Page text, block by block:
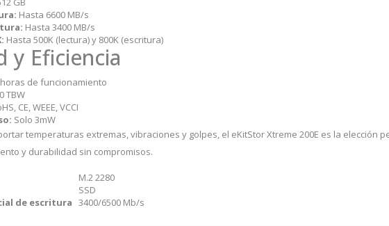
Hasta 6600 MB/s
Hasta 3400 MB/s
Hasta 500K (lectura) y 800K (escritura)
y Eficiencia
horas de funcionamiento
TBW
CE, WEEE, VCCI
Solo 3mW
temperaturas extremas, vibraciones y golpes, el eKitStor Xtreme 200E es la
y durabilidad sin compromisos.
M.2 2280
SSD
de escritura 3400/6500 Mb/s